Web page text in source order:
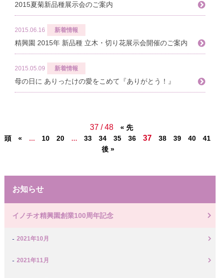
2015夏菊新品種展示会のご案内
2015.06.16 新着情報
精興園 2015年 新品種 立木・切り花展示会開催のご案内
2015.05.09 新着情報
母の日に ありったけの愛をこめて『ありがとう！』
37 / 48
« 先
頭
« ... 10 20 ... 33 34 35 36 37 38 39 40 41
後 »
お知らせ
イノチオ精興園創業100周年記念
2021年10月
2021年11月